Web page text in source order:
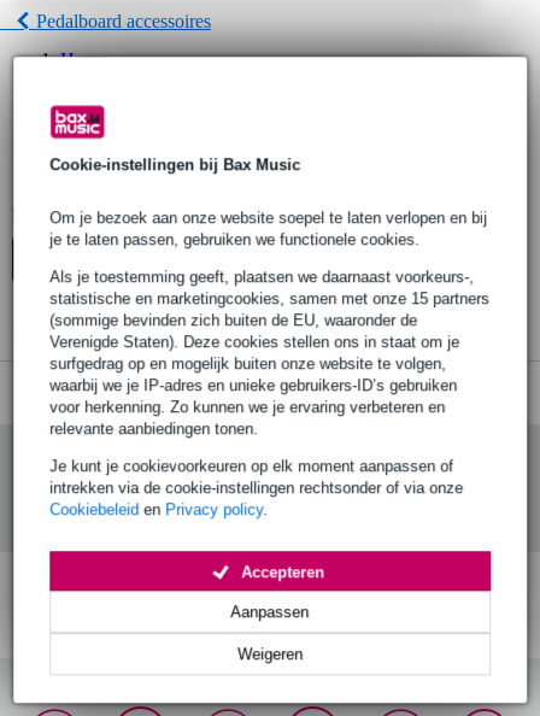
Cookie-instellingen bij Bax Music
Om je bezoek aan onze website soepel te laten verlopen en bij
je te laten passen, gebruiken we functionele cookies.
Als je toestemming geeft, plaatsen we daarnaast voorkeurs-,
statistische en marketingcookies, samen met onze 15 partners
(sommige bevinden zich buiten de EU, waaronder de
Verenigde Staten). Deze cookies stellen ons in staat om je
surfgedrag op en mogelijk buiten onze website te volgen,
waarbij we je IP-adres en unieke gebruikers-ID’s gebruiken
voor herkenning. Zo kunnen we je ervaring verbeteren en
relevante aanbiedingen tonen.
Je kunt je cookievoorkeuren op elk moment aanpassen of
intrekken via de cookie-instellingen rechtsonder of via onze
Cookiebeleid en Privacy policy.
Weigeren
Aanpassen
Accepteren
Pedalboard accessoires
Home
Gitaareffect toebehoren
Pedalboard accessoires
BluGuitar Pedalboard accessoires
Er zijn geen producten gevonden.
Er zijn geen producten gevonden.
Voor 23:00 besteld,
morgen in huis (mits
op voorraad)